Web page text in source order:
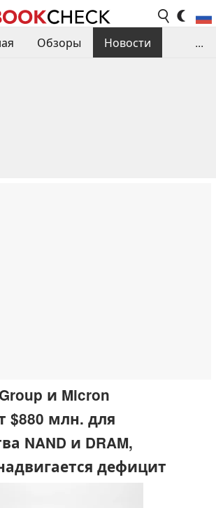
Обзоры
Новости
...
и Micron
$880 млн. для
NAND и DRAM,
дефицит